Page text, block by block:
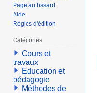
Page au hasard
Aide
Règles d'édition
Catégories
Cours et
travaux
Education et
pédagogie
Méthodes de